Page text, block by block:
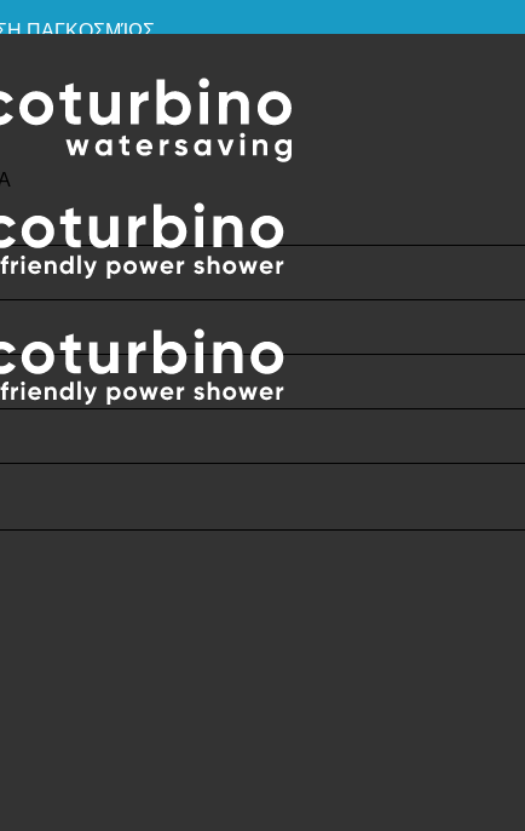
ΠΑΓΚΟΣΜΊΩΣ